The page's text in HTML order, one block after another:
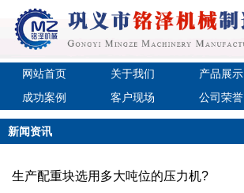
网站首页 关于我们 产品展示
成功案例
客户现场 公司荣誉
新闻资讯
生产配重块选用多大吨位的压力机?